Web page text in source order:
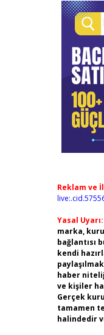
Reklam ve
Yasal Uyarı:
marka,
bağlantısı
kendi
haber
ve kişiler
Gerçek
tamamen
halindedir